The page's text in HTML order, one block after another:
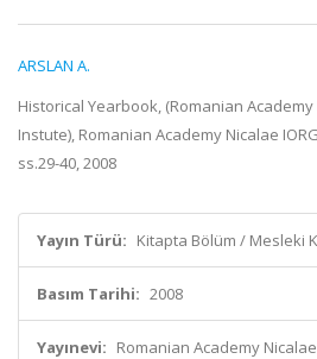
ARSLAN A.
Historical Yearbook, (Romanian
Instute), Romanian Academy Nicalae
ss.29-40, 2008
Yayın Türü: Kitapta Bölüm / Mesleki
Basım Tarihi: 2008
Yayınevi: Romanian Academy